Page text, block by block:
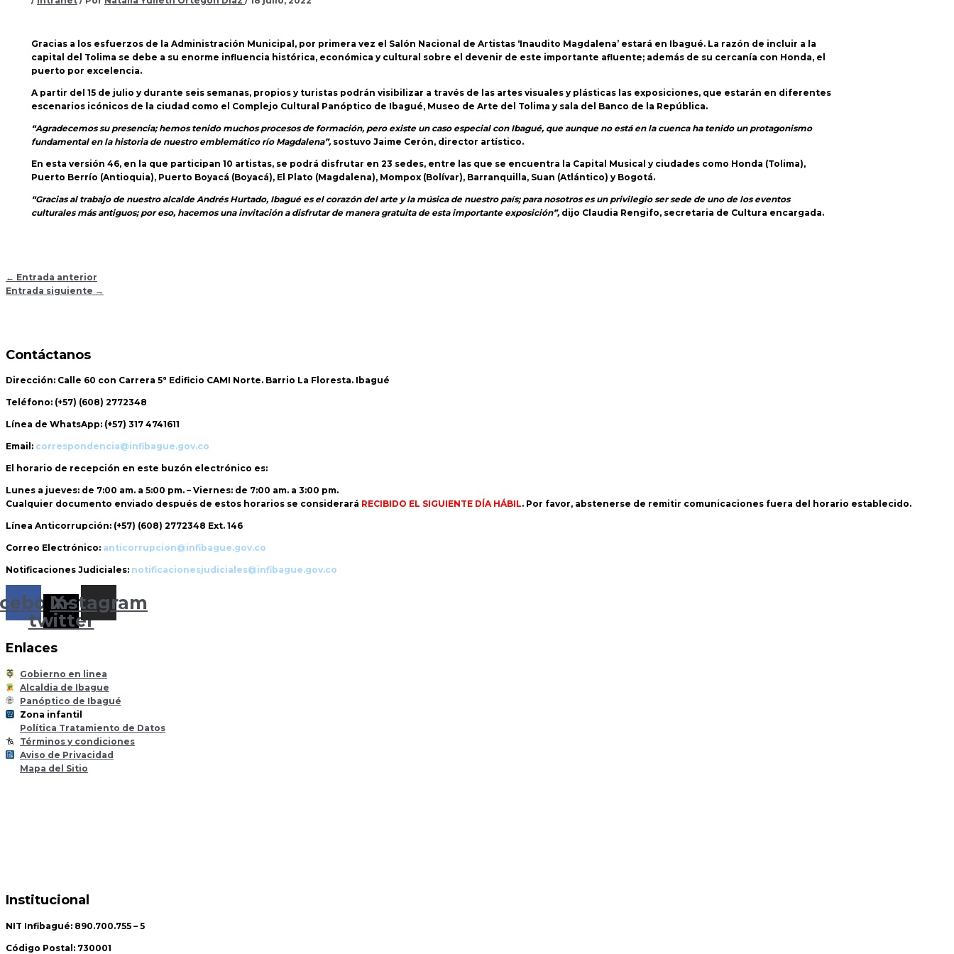
Gracias a los esfuerzos de la Administración Municipal, por primera vez el Salón Nacional de Artistas ‘Inaudito Magdalena’ estará en Ibagué. La razón de incluir a la
capital del Tolima se debe a su enorme influencia histórica, económica y cultural sobre el devenir de este importante afluente; además de su cercanía con Honda, el
puerto por excelencia.
A partir del 15 de julio y durante seis semanas, propios y turistas podrán visibilizar a través de las artes visuales y plásticas las exposiciones, que estarán en diferentes
escenarios icónicos de la ciudad como el Complejo Cultural Panóptico de Ibagué, Museo de Arte del Tolima y sala del Banco de la República.
“Agradecemos su presencia; hemos tenido muchos procesos de formación, pero existe un caso especial con Ibagué, que aunque no está en la cuenca ha tenido un protagonismo
fundamental en la historia de nuestro emblemático río Magdalena”, sostuvo Jaime Cerón, director artístico.
En esta versión 46, en la que participan 10 artistas, se podrá disfrutar en 23 sedes, entre las que se encuentra la Capital Musical y ciudades como Honda (Tolima),
Puerto Berrío (Antioquia), Puerto Boyacá (Boyacá), El Plato (Magdalena), Mompox (Bolívar), Barranquilla, Suan (Atlántico) y Bogotá.
“Gracias al trabajo de nuestro alcalde Andrés Hurtado, Ibagué es el corazón del arte y la música de nuestro país; para nosotros es un privilegio ser sede de uno de los eventos
culturales más antiguos; por eso, hacemos una invitación a disfrutar de manera gratuita de esta importante exposición”, dijo Claudia Rengifo, secretaria de Cultura encargada.
← Entrada anterior
Entrada siguiente →
Contáctanos
Dirección: Calle 60 con Carrera 5ª Edificio CAMI Norte. Barrio La Floresta. Ibagué
Teléfono: (+57) (608) 2772348
Línea de WhatsApp: (+57) 317 4741611
Email: correspondencia@infibague.gov.co
El horario de recepción en este buzón electrónico es:
Lunes a jueves: de 7:00 am. a 5:00 pm. – Viernes: de 7:00 am. a 3:00 pm.
Cualquier documento enviado después de estos horarios se considerará RECIBIDO EL SIGUIENTE DÍA HÁBIL. Por favor, abstenerse de remitir comunicaciones fuera del horario establecido.
Línea Anticorrupción: (+57) (608) 2772348 Ext. 146
Correo Electrónico: anticorrupcion@infibague.gov.co
Notificaciones Judiciales: notificacionesjudiciales@infibague.gov.co
X-
twitter
Instagram
Enlaces
Gobierno en linea
Alcaldia de Ibague
Panóptico de Ibagué
Zona infantil
Política Tratamiento de Datos
Términos y condiciones
Aviso de Privacidad
Mapa del Sitio
Institucional
NIT Infibagué: 890.700.755 – 5
Código Postal: 730001